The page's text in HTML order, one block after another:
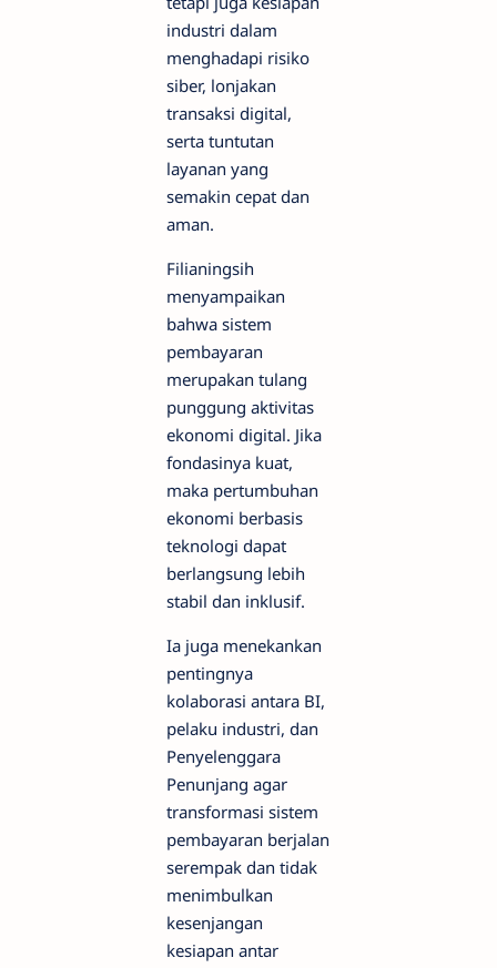
industri dalam
menghadapi risiko
siber, lonjakan
transaksi digital,
serta tuntutan
layanan yang
semakin cepat dan
aman.
Filianingsih
menyampaikan
bahwa sistem
pembayaran
merupakan tulang
punggung aktivitas
ekonomi digital. Jika
fondasinya kuat,
maka pertumbuhan
ekonomi berbasis
teknologi dapat
berlangsung lebih
stabil dan inklusif.
Ia juga menekankan
pentingnya
kolaborasi antara BI,
pelaku industri, dan
Penyelenggara
Penunjang agar
transformasi sistem
pembayaran berjalan
serempak dan tidak
menimbulkan
kesenjangan
kesiapan antar